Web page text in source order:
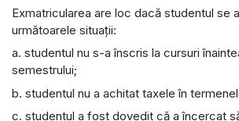
Exmatricularea are loc dacă studentul se
următoarele situaţii:
a. studentul nu s-a înscris la cursuri
semestrului;
b. studentul nu a achitat taxele în
c. studentul a fost dovedit că a încercat